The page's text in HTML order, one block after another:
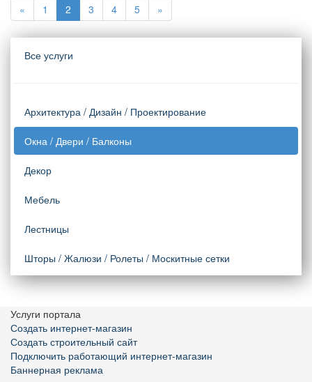
« 1 2 3 4 5 »
Все услуги
Архитектура / Дизайн / Проектирование
Окна / Двери / Балконы
Декор
Мебель
Лестницы
Шторы / Жалюзи / Ролеты / Москитные сетки
Услуги портала
Создать интернет-магазин
Создать строительный сайт
Подключить работающий интернет-магазин
Баннерная реклама